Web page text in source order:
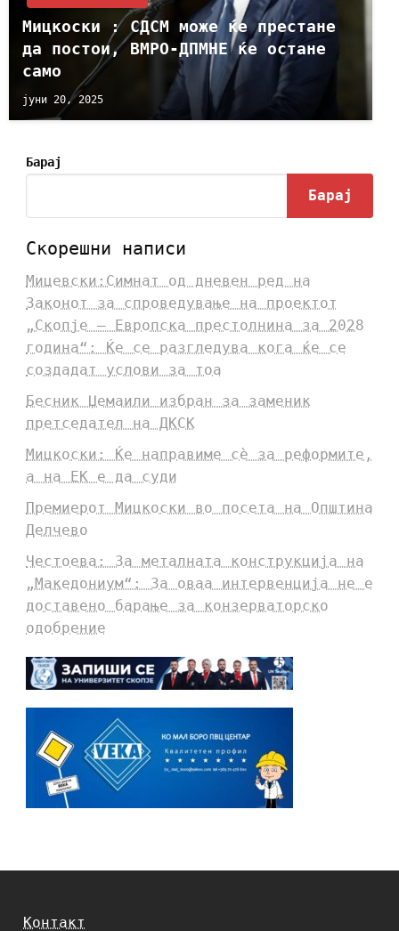
Мицкоски : СДСМ може ќе престане
да постои, ВМРО-ДПМНЕ ќе остане
само
јуни 20, 2025
Барај
Барај
Скорешни написи
Мицевски:Симнат од дневен ред на
Законот за спроведување на проектот
„Скопје – Европска престолнина за 2028
година“: Ќе се разгледува кога ќе се
создадат услови за тоа
Бесник Џемаили избран за заменик
претседател на ДКСК
Мицкоски: Ќе направиме сè за реформите,
а на ЕК е да суди
Премиерот Мицкоски во посета на Општина
Делчево
Честоева: За металната конструкција на
„Македониум“: За оваа интервенција не е
доставено барање за конзерваторско
одобрение
Контакт